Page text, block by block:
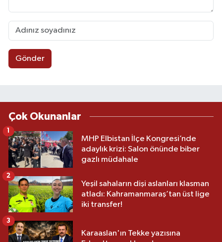
Gönder
Çok Okunanlar
MHP Elbistan İlçe Kongresi’nde
adaylık krizi: Salon önünde biber
gazlı müdahale
Yeşil sahaların dişi aslanları klasman
atladı: Kahramanmaraş’tan üst lige
iki transfer!
2
Karaaslan'ın Tekke yazısına
3